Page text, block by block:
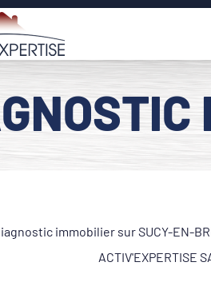
immobilier sur SUCY-EN-